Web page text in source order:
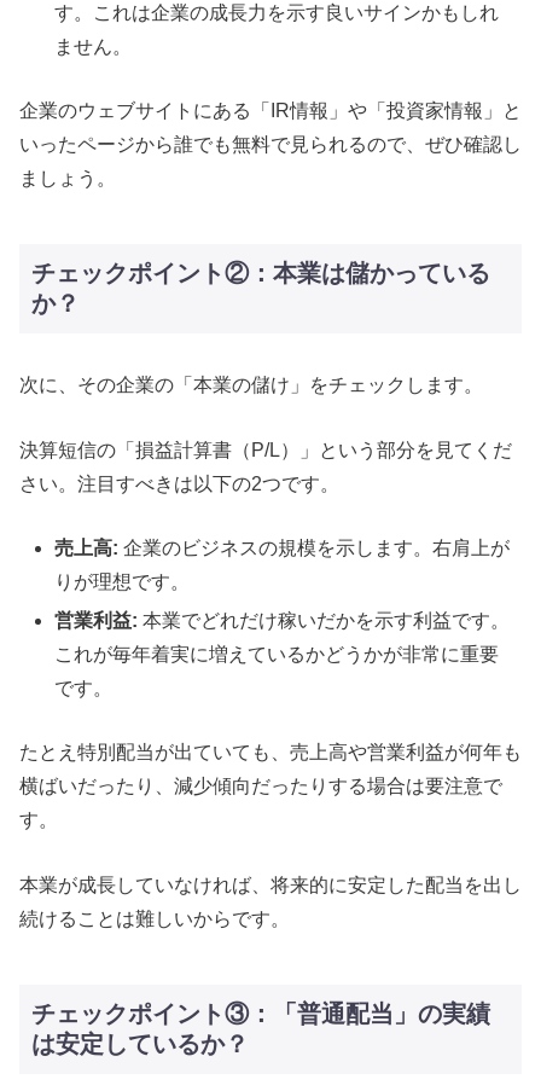
す。これは企業の成長力を示す良いサインかもしれ
ません。
企業のウェブサイトにある「IR情報」や「投資家情報」と
いったページから誰でも無料で見られるので、ぜひ確認し
ましょう。
チェックポイント②：本業は儲かっている
か？
次に、その企業の「本業の儲け」をチェックします。
決算短信の「損益計算書（P/L）」という部分を見てくだ
さい。注目すべきは以下の2つです。
売上高: 企業のビジネスの規模を示します。右肩上が
りが理想です。
営業利益: 本業でどれだけ稼いだかを示す利益です。
これが毎年着実に増えているかどうかが非常に重要
です。
たとえ特別配当が出ていても、売上高や営業利益が何年も
横ばいだったり、減少傾向だったりする場合は要注意で
す。
本業が成長していなければ、将来的に安定した配当を出し
続けることは難しいからです。
チェックポイント③：「普通配当」の実績
は安定しているか？